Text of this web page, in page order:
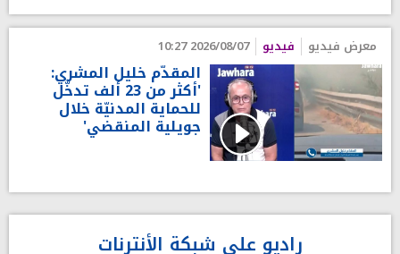
معرض فيديو فيديو 2026/08/07 10:27
المقدّم خليل المشري:
'أكثر من 23 ألف تدخّل
للحماية المدنيّة خلال
جويلية المنقضي'
راديو على شبكة الأنترنات